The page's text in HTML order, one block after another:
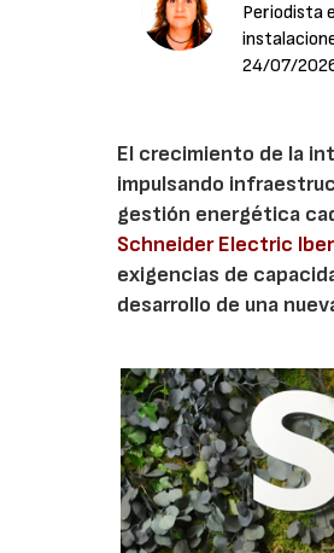
Periodista
24/07/
El crecimiento de la
impulsando
gestión energética
Schneider Electric
exigencias de
desarrollo de una